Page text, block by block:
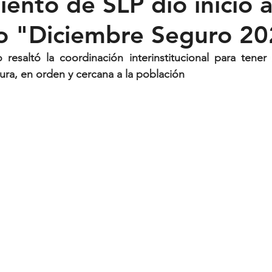
Pequeño País Fusión Juega como niña
Roo SLP Salud UASLP
"Diciembre Seguro
resaltó la coordinación interinstitucional para tener
en orden y cercana a la población